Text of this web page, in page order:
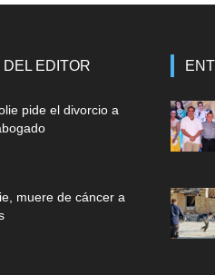
EDITOR
pide el divorcio a
muere de cáncer a